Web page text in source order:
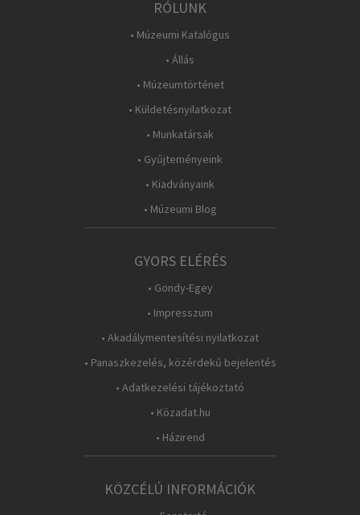
RÓLUNK
• Múzeumi Katalógus
• Állás
• Múzeumtörténet
• Küldetésnyilatkozat
• Munkatársak
• Gyűjteményeink
• Kiadványaink
• Múzeumi Blog
GYORS ELÉRÉS
• Gondy-Egey
• Impresszum
• Akadálymentesítési nyilatkozat
• Panaszkezelés, közérdekű bejelentés
• Adatkezelési tájékoztató
• Közadat.hu
• Házirend
KÖZCÉLÚ INFORMÁCIÓK